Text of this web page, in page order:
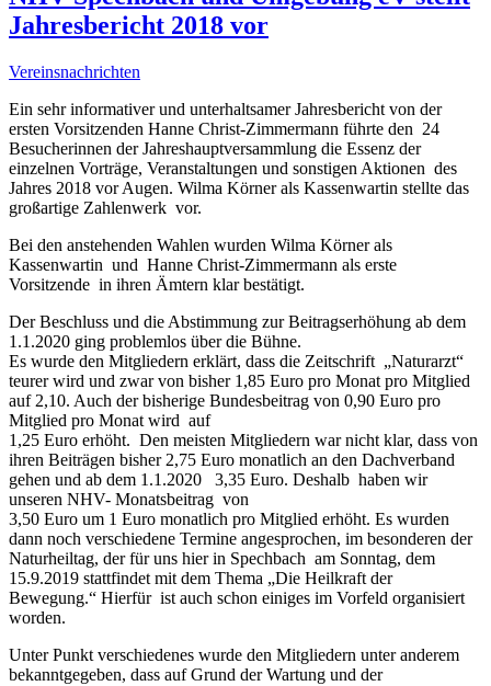
Jahresbericht 2018 vor
Vereinsnachrichten
Ein sehr informativer und unterhaltsamer Jahresbericht von der
ersten Vorsitzenden Hanne Christ-Zimmermann führte den 24
Besucherinnen der Jahreshauptversammlung die Essenz der
einzelnen Vorträge, Veranstaltungen und sonstigen Aktionen des
Jahres 2018 vor Augen. Wilma Körner als Kassenwartin stellte das
großartige Zahlenwerk vor.
Bei den anstehenden Wahlen wurden Wilma Körner als
Kassenwartin und Hanne Christ-Zimmermann als erste
Vorsitzende in ihren Ämtern klar bestätigt.
Der Beschluss und die Abstimmung zur Beitragserhöhung ab dem
1.1.2020 ging problemlos über die Bühne.
Es wurde den Mitgliedern erklärt, dass die Zeitschrift „Naturarzt“
teurer wird und zwar von bisher 1,85 Euro pro Monat pro Mitglied
auf 2,10. Auch der bisherige Bundesbeitrag von 0,90 Euro pro
Mitglied pro Monat wird auf
1,25 Euro erhöht. Den meisten Mitgliedern war nicht klar, dass von
ihren Beiträgen bisher 2,75 Euro monatlich an den Dachverband
gehen und ab dem 1.1.2020 3,35 Euro. Deshalb haben wir
unseren NHV- Monatsbeitrag von
3,50 Euro um 1 Euro monatlich pro Mitglied erhöht. Es wurden
dann noch verschiedene Termine angesprochen, im besonderen der
Naturheiltag, der für uns hier in Spechbach am Sonntag, dem
15.9.2019 stattfindet mit dem Thema „Die Heilkraft der
Bewegung.“ Hierfür ist auch schon einiges im Vorfeld organisiert
worden.
Unter Punkt verschiedenes wurde den Mitgliedern unter anderem
bekanntgegeben, dass auf Grund der Wartung und der